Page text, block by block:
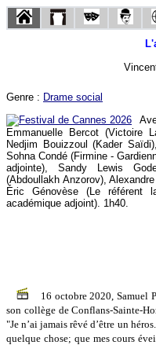
Genre : Drame social
Emmanuelle Bercot (Victoire
Nedjim Bouizzoul (Kader
Sohna Condé (Firmine -
adjointe), Sandy Lewis
(Abdoullakh Anzorov),
Éric Génovèse (Le référent
académique adjoint). 1h40.
16 octobre 2020, Samuel
son collège de Conflans-Sainte-
"Je n’ai jamais rêvé d’être un
quelque chose; que mes cours